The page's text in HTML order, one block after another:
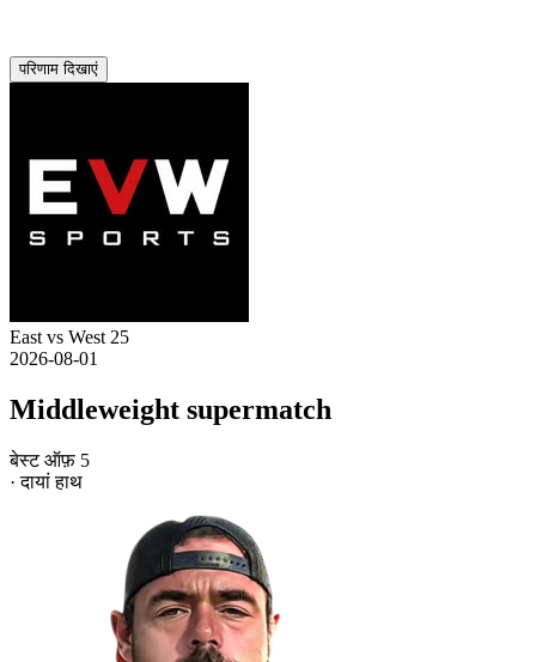
परिणाम दिखाएं
East vs West 25
2026-08-01
Middleweight supermatch
बेस्ट ऑफ़ 5
· दायां हाथ